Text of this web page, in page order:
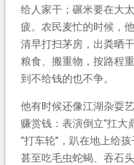
给人家干；碾米要在大
疲。农民麦忙的时候，
清早打扫茅房，出粪晒
粮食、搬重物，按路程
到不给钱的也不争。
他有时候还像江湖杂耍
赚赏钱：表演倒立“扛大
“打车轮”，趴在地上给
甚至吃毛虫蛇蝎、吞石头